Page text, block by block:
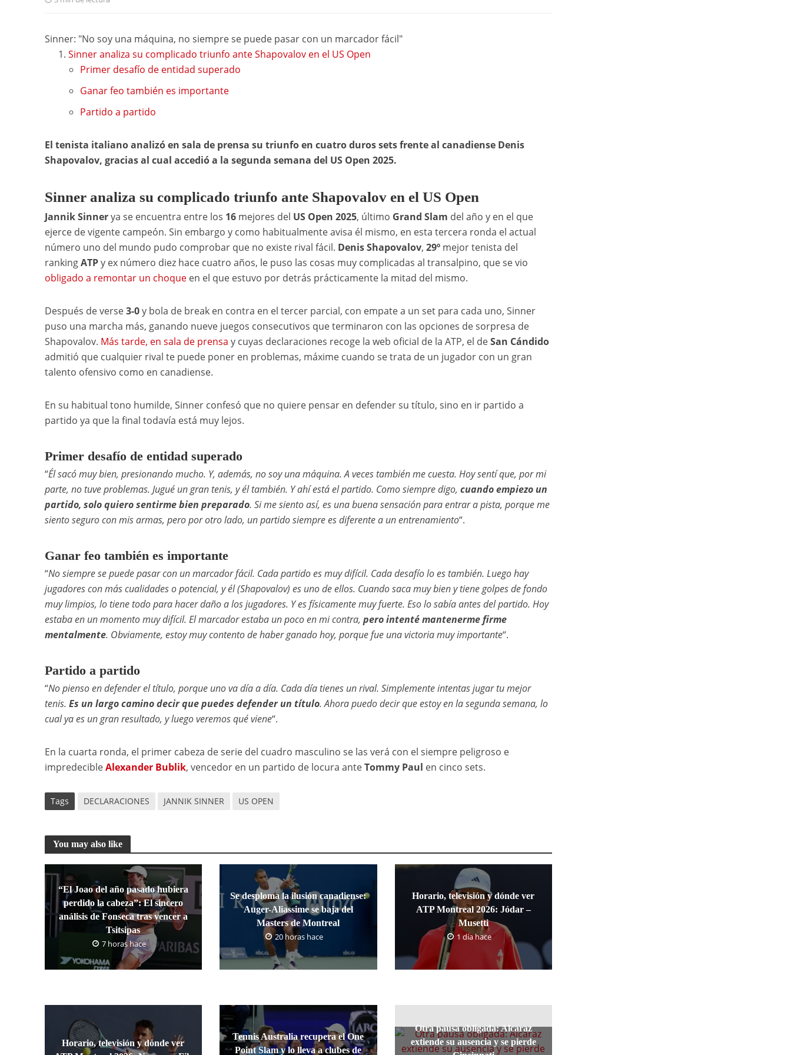
Sinner: "No soy una máquina, no siempre se puede pasar con un marcador fácil"
Sinner analiza su complicado triunfo ante Shapovalov en el US Open
Primer desafío de entidad superado
Ganar feo también es importante
Partido a partido
El tenista italiano analizó en sala de prensa su triunfo en cuatro duros sets frente al canadiense Denis
Shapovalov, gracias al cual accedió a la segunda semana del US Open 2025.
Sinner analiza su complicado triunfo ante Shapovalov en el US Open
Jannik Sinnerya se encuentra entre los 16mejores del US Open 2025, último Grand Slam del año y en el que
ejerce de vigente campeón. Sin embargo y como habitualmente avisa él mismo, en esta tercera ronda el actual
número uno del mundo pudo comprobar que no existe rival fácil. Denis Shapovalov, 29ºmejor tenista del
rankingATPy ex número diez hace cuatro años, le puso las cosas muy complicadas al transalpino, que se vio
obligado a remontar un choqueen el que estuvo por detrás prácticamente la mitad del mismo.
Después de verse3-0y bola de break en contra en el tercer parcial, con empate a un set para cada uno, Sinner
puso una marcha más, ganando nueve juegos consecutivos que terminaron con las opciones de sorpresa de
Shapovalov. Más tarde, en sala de prensa y cuyas declaraciones recoge la web oficial de la ATP, el deSan Cándido
admitió que cualquier rival te puede poner en problemas, máxime cuando se trata de un jugador con un gran
talento ofensivo como en canadiense.
En su habitual tono humilde, Sinner confesó que no quiere pensar en defender su título, sino en ir partido a
partido ya que la final todavía está muy lejos.
Primer desafío de entidad superado
“Él sacó muy bien, presionando mucho. Y, además, no soy una máquina. A veces también me cuesta. Hoy sentí que, por mi
parte, no tuve problemas. Jugué un gran tenis, y él también. Y ahí está el partido. Como siempre digo, cuando empiezo un
partido, solo quiero sentirme bien preparado. Si me siento así, es una buena sensación para entrar a pista, porque me
siento seguro con mis armas, pero por otro lado, un partido siempre es diferente a un entrenamiento“.
Ganar feo también es importante
“No siempre se puede pasar con un marcador fácil. Cada partido es muy difícil. Cada desafío lo es también. Luego hay
jugadores con más cualidades o potencial, y él (Shapovalov) es uno de ellos. Cuando saca muy bien y tiene golpes de fondo
muy limpios, lo tiene todo para hacer daño a los jugadores. Y es físicamente muy fuerte. Eso lo sabía antes del partido. Hoy
estaba en un momento muy difícil. El marcador estaba un poco en mi contra, pero intenté mantenerme firme
mentalmente. Obviamente, estoy muy contento de haber ganado hoy, porque fue una victoria muy importante“.
Partido a partido
“No pienso en defender el título, porque uno va día a día. Cada día tienes un rival. Simplemente intentas jugar tu mejor
tenis. Es un largo camino decir que puedes defender un título. Ahora puedo decir que estoy en la segunda semana, lo
cual ya es un gran resultado, y luego veremos qué viene“.
En la cuarta ronda, el primer cabeza de serie del cuadro masculino se las verá con el siempre peligroso e
impredecibleAlexander Bublik, vencedor en un partido de locura anteTommy Paul en cinco sets.
Tags DECLARACIONES JANNIK SINNER US OPEN
You may also like
“El Joao del año pasado hubiera
perdido la cabeza”: El sincero
análisis de Fonseca tras vencer a
Tsitsipas
7 horas hace
Se desploma la ilusión canadiense:
Auger-Aliassime se baja del
Masters de Montreal
20 horas hace
Horario, televisión y dónde ver
ATP Montreal 2026: Jódar –
Musetti
1 día hace
Horario, televisión y dónde ver
Tennis Australia recupera el One
Point Slam y lo lleva a clubes de
Otra pausa obligada: Alcaraz
extiende su ausencia y se pierde